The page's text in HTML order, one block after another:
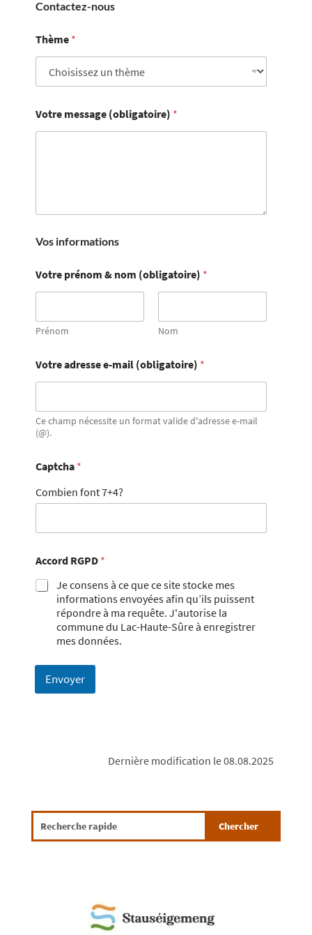
Contactez-nous
Thème *
Votre message (obligatoire) *
Vos informations
Votre prénom & nom (obligatoire) *
Prénom Nom
Votre adresse e-mail (obligatoire) *
Ce champ nécessite un format valide d'adresse e-mail
(@).
Captcha *
Combien font 7+4?
Accord RGPD *
Je consens à ce que ce site stocke mes
informations envoyées afin qu’ils puissent
répondre à ma requête. J'autorise la
commune du Lac-Haute-Sûre à enregistrer
mes données.
Envoyer
Dernière modification le 08.08.2025